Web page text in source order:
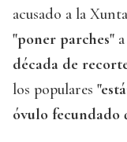
acusado a la
"poner parches"
década de
los populares
óvulo fecundado